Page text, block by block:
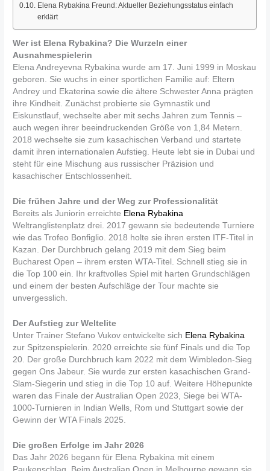
Elena Rybakina Freund: Aktueller Beziehungsstatus einfach
erklärt
Wer ist Elena Rybakina? Die Wurzeln einer
Ausnahmespielerin
Elena Andreyevna Rybakina wurde am 17. Juni 1999 in Moskau
geboren. Sie wuchs in einer sportlichen Familie auf: Eltern
Andrey und Ekaterina sowie die ältere Schwester Anna prägten
ihre Kindheit. Zunächst probierte sie Gymnastik und
Eiskunstlauf, wechselte aber mit sechs Jahren zum Tennis –
auch wegen ihrer beeindruckenden Größe von 1,84 Metern.
2018 wechselte sie zum kasachischen Verband und startete
damit ihren internationalen Aufstieg. Heute lebt sie in Dubai und
steht für eine Mischung aus russischer Präzision und
kasachischer Entschlossenheit.
Die frühen Jahre und der Weg zur Professionalität
Bereits als Juniorin erreichte Elena Rybakina
Weltranglistenplatz drei. 2017 gewann sie bedeutende Turniere
wie das Trofeo Bonfiglio. 2018 holte sie ihren ersten ITF-Titel in
Kazan. Der Durchbruch gelang 2019 mit dem Sieg beim
Bucharest Open – ihrem ersten WTA-Titel. Schnell stieg sie in
die Top 100 ein. Ihr kraftvolles Spiel mit harten Grundschlägen
und einem der besten Aufschläge der Tour machte sie
unvergesslich.
Der Aufstieg zur Weltelite
Unter Trainer Stefano Vukov entwickelte sich Elena Rybakina
zur Spitzenspielerin. 2020 erreichte sie fünf Finals und die Top
20. Der große Durchbruch kam 2022 mit dem Wimbledon-Sieg
gegen Ons Jabeur. Sie wurde zur ersten kasachischen Grand-
Slam-Siegerin und stieg in die Top 10 auf. Weitere Höhepunkte
waren das Finale der Australian Open 2023, Siege bei WTA-
1000-Turnieren in Indian Wells, Rom und Stuttgart sowie der
Gewinn der WTA Finals 2025.
Die großen Erfolge im Jahr 2026
Das Jahr 2026 begann für Elena Rybakina mit einem